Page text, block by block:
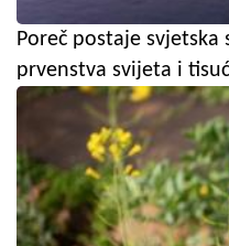
Poreč postaje
prvenstva svijeta i